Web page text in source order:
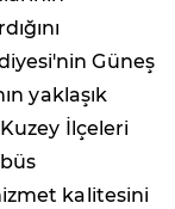
Güneş
yaklaşık
Kuzey İlçeleri
kalitesini